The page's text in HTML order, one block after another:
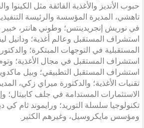
حبوب الأنديز والأغذية الفائقة مثل الكينوا
تاهشي، المديرة المؤسسة والرئيسة
في نوريش إنجريدينتس؛ وطوني هانتر،
استشراف المستقبل وعالم أغذية؛ ودانيل
المستقبلية في التوجهات المبتكرة؛
استشراف المستقبل في مجال الأغذية؛
استشراف المستقبل التطبيقي؛ وبيل
تقنيات الأغذية؛ والدكتورة ميراي زكي،
الاستثمارات المستدامة في جلف كابيتال؛
تكنولوجيا سلسلة التوريد؛ ورايموند ثام كي
ومؤسس مايكروسيل، وغيرهم الكثير.